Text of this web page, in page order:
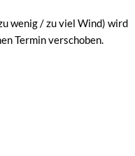
wenig / zu viel Wind) wird
Termin verschoben.